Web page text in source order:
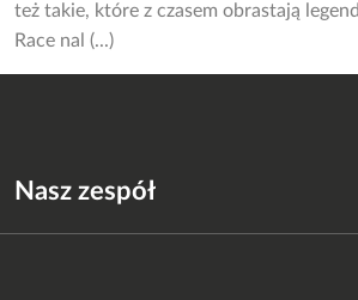
też takie, które z czasem obrastają
Race nal (...)
Nasz zespół